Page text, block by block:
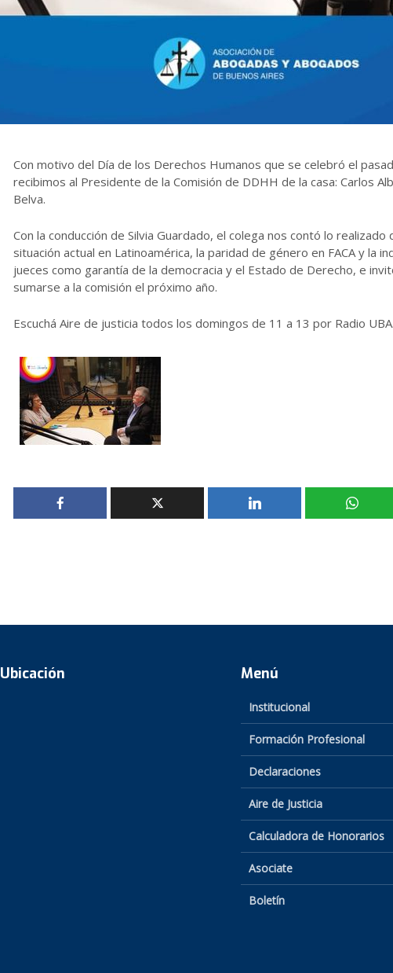
Con motivo del Día de los Derechos Humanos que se celebró el
recibimos al Presidente de la Comisión de DDHH de la casa: Carlos
Belva.
Con la conducción de Silvia Guardado, el colega nos contó lo realizado
situación actual en Latinoamérica, la paridad de género en FACA y la
jueces como garantía de la democracia y el Estado de Derecho, e
sumarse a la comisión el próximo año.
Escuchá Aire de justicia todos los domingos de 11 a 13 por Radio UBA.
Ubicación Menú
Institucional
Formación Profesional
Declaraciones
Aire de Justicia
Calculadora de Honorarios
Asociate
Boletín